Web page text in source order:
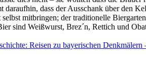
dass der Ausschank über den
mitbringen; der traditionelle
sind Weißwurst, Brez´n, Rettich und
Reisen zu bayerischen